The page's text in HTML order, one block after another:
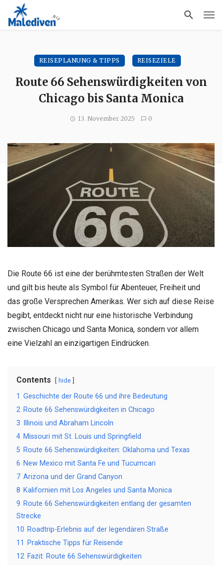
REISEPLANUNG & TIPPS REISEZIELE
Route 66 Sehenswürdigkeiten von
Chicago bis Santa Monica
13. November 2025 0
Die Route 66 ist eine der berühmtesten Straßen der Welt
und gilt bis heute als Symbol für Abenteuer, Freiheit und
das große Versprechen Amerikas. Wer sich auf diese Reise
begibt, entdeckt nicht nur eine historische Verbindung
zwischen Chicago und Santa Monica, sondern vor allem
eine Vielzahl an einzigartigen Eindrücken.
Contents hide
1 Geschichte der Route 66 und ihre Bedeutung
2 Route 66 Sehenswürdigkeiten in Chicago
3
Illinois und Abraham Lincoln
4 Missouri mit St. Louis und Springfield
5 Route 66 Sehenswürdigkeiten: Oklahoma und Texas
6 New Mexico mit Santa Fe und Tucumcari
7 Arizona und der Grand Canyon
8 Kalifornien mit Los Angeles und Santa Monica
9 Route 66 Sehenswürdigkeiten entlang der gesamten
Strecke
10 Roadtrip-Erlebnis auf der legendären Straße
11
Praktische Tipps für Reisende
12 Fazit: Route 66 Sehenswürdigkeiten